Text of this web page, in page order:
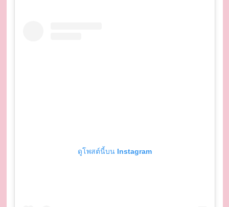
ดูโพสต์นี้บน Instagram